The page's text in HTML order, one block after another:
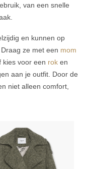
van een snelle
en kunnen op
ze met een mom
kies voor een rok en
aan je outfit. Door de
niet alleen comfort,